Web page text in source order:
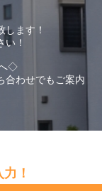
ます！
！
◇
合わせでもご案内
！